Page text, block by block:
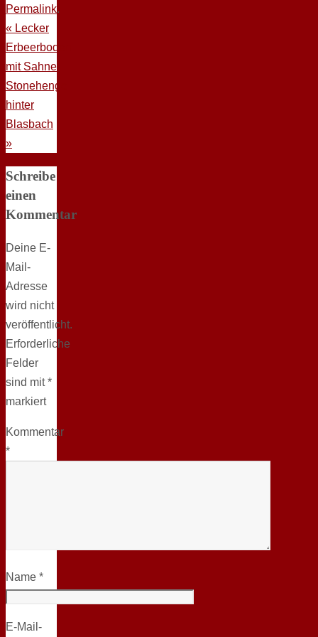
Permalink.
« Lecker
Erbeerboden
mit Sahne
Stonehenge
hinter
Blasbach
»
Schreibe
einen
Kommentar
Deine E-
Mail-
Adresse
wird nicht
veröffentlicht.
Erforderliche
Felder
sind mit*
markiert
Kommentar
*
Name *
E-Mail-